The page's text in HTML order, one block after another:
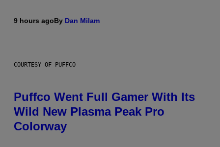
9 hours agoBy Dan Milam
COURTESY OF PUFFCO
Puffco Went Full Gamer With Its
Wild New Plasma Peak Pro
Colorway